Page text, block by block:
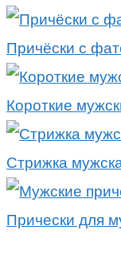
Причёски с
Короткие
Стрижка
Прически для